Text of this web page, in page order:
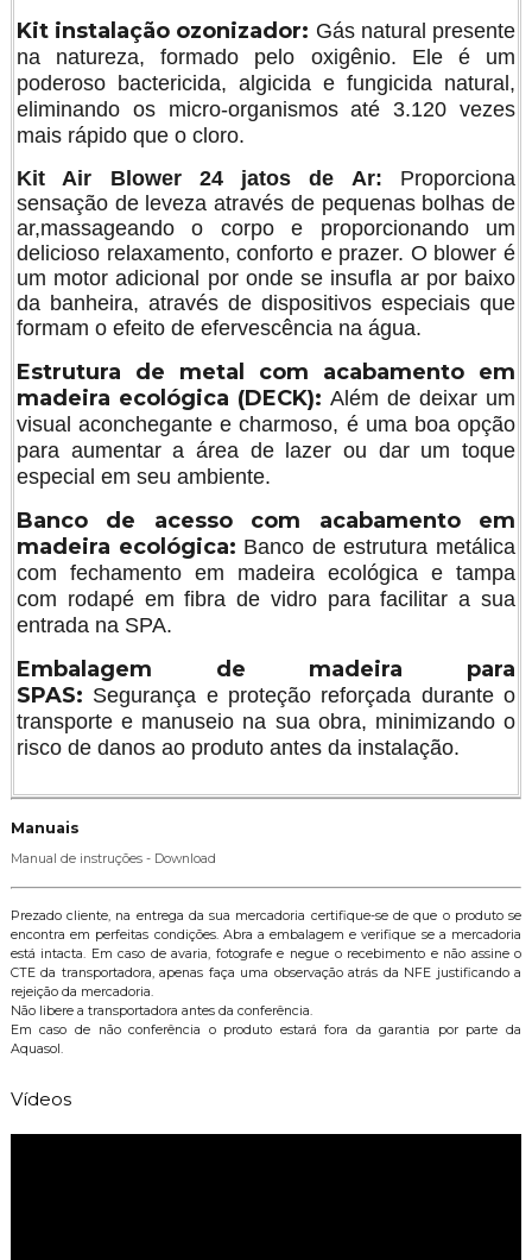
Kit instalação ozonizador: Gás natural presente
na natureza, formado pelo oxigênio. Ele é um
poderoso bactericida, algicida e fungicida natural,
eliminando os micro-organismos até 3.120 vezes
mais rápido que o cloro.
Kit Air Blower 24 jatos de Ar: Proporciona
sensação de leveza através de pequenas bolhas de
ar,massageando o corpo e proporcionando um
delicioso relaxamento, conforto e prazer. O blower é
um motor adicional por onde se insufla ar por baixo
da banheira, através de dispositivos especiais que
formam o efeito de efervescência na água.
Estrutura de metal com acabamento em
madeira ecológica (DECK): Além de deixar um
visual aconchegante e charmoso, é uma boa opção
para aumentar a área de lazer ou dar um toque
especial em seu ambiente.
Banco de acesso com acabamento em
madeira ecológica: Banco de estrutura metálica
com fechamento em madeira ecológica e tampa
com rodapé em fibra de vidro para facilitar a sua
entrada na SPA.
Embalagem de madeira para
SPAS: Segurança e proteção reforçada durante o
transporte e manuseio na sua obra, minimizando o
risco de danos ao produto antes da instalação.
Manuais
Manual de instruções - Download
Prezado cliente, na entrega da sua mercadoria certifique-se de que o produto se
encontra em perfeitas condições. Abra a embalagem e verifique se a mercadoria
está intacta. Em caso de avaria, fotografe e negue o recebimento e não assine o
CTE da transportadora, apenas faça uma observação atrás da NFE justificando a
rejeição da mercadoria.
Não libere a transportadora antes da conferência.
Em caso de não conferência o produto estará fora da garantia por parte da
Aquasol.
Vídeos